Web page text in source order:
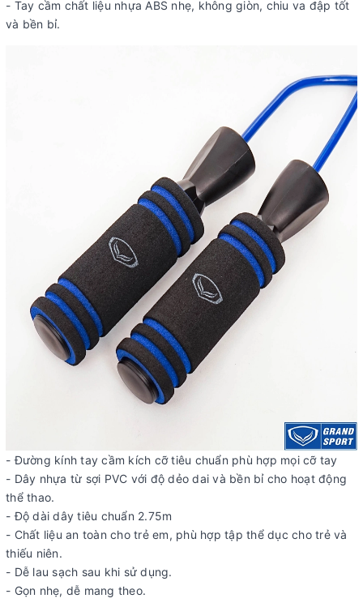
- Tay cầm chất liệu nhựa ABS nhẹ, không giòn, chiu va đập tốt
và bền bỉ.
- Đường kính tay cầm kích cỡ tiêu chuẩn phù hợp mọi cỡ tay
- Dây nhựa từ sợi PVC với độ dẻo dai và bền bỉ cho hoạt động
thể thao.
- Độ dài dây tiêu chuẩn 2.75m
- Chất liệu an toàn cho trẻ em, phù hợp tập thể dục cho trẻ và
thiếu niên.
- Dễ lau sạch sau khi sử dụng.
- Gọn nhẹ, dễ mang theo.